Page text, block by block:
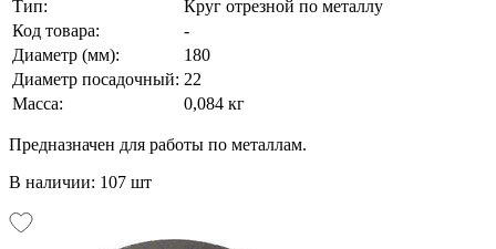
Тип:
Круг отрезной по металлу
Код товара:
-
Диаметр (мм):
180
Диаметр посадочный: 22
Масса:
0,084 кг
Предназначен для работы по металлам.
В наличии: 107 шт